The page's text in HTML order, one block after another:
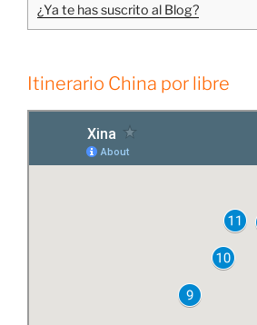
¿Ya te has suscrito al Blog?
Itinerario China por libre